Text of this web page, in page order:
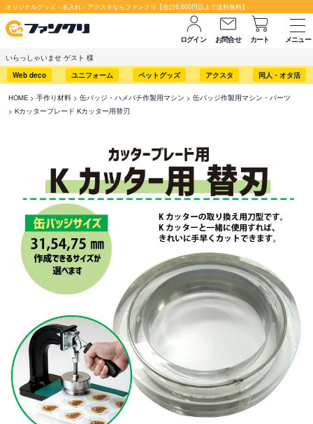
オリジナルグッズ・名入れ・アクスタならファンクリ【合計6,600円以上で送料無料】
ログイン お問合せ カート
メニュー
いらっしゃいませ ゲスト 様
Web deco
ユニフォーム ペットグッズ アクスタ 同人・オタ活
HOME 手作り材料 缶バッジ・ハメパチ作製用マシン
缶バッジ作製用マシン・パーツ
Kカッターブレード Kカッター用替刃